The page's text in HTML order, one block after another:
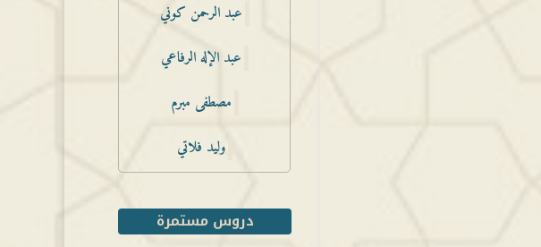
عبد الرحمن كوني
عبد الإله الرفاعي
مصطفى مبرم
وليد فلاتي
دروس مستمرة